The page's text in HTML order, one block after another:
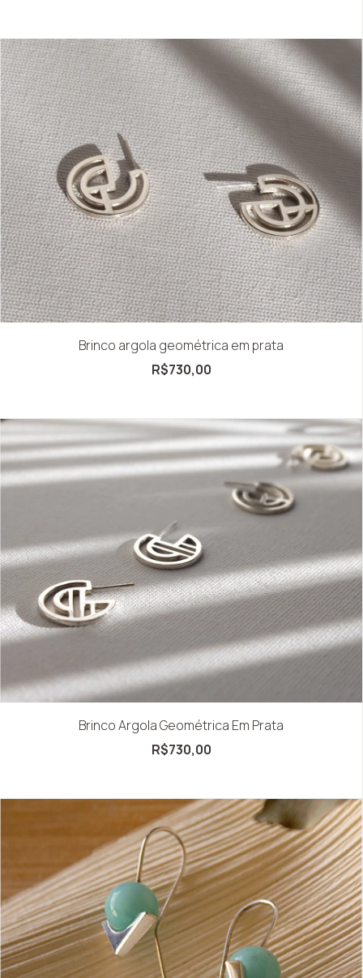
Brinco argola geométrica em prata
R$730,00
Brinco Argola Geométrica Em Prata
R$730,00